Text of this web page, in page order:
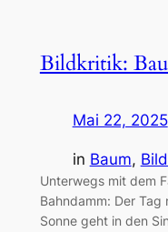
Bildkritik:
Mai 22, 2025
in Baum,
Unterwegs mit dem
Bahndamm: Der
Sonne geht in den